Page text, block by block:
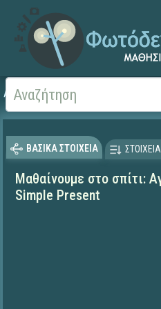
Αρχική
ΒΑΣΙΚΑ ΣΤΟΙΧΕΙΑ
Μαθαίνουμε στο σπίτι:
Simple Present